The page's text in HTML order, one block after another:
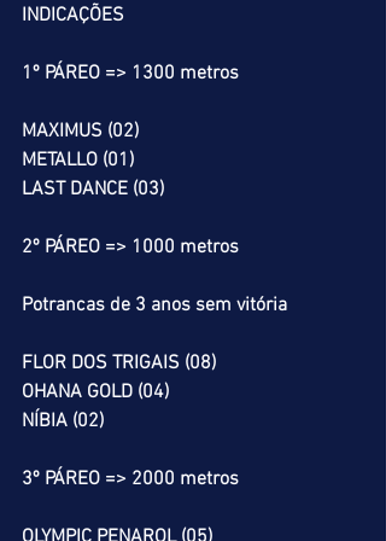
INDICAÇÕES
1º PÁREO => 1300 metros
MAXIMUS (02)
METALLO (01)
LAST DANCE (03)
2º PÁREO => 1000 metros
Potrancas de 3 anos sem vitória
FLOR DOS TRIGAIS (08)
OHANA GOLD (04)
NÍBIA (02)
3º PÁREO => 2000 metros